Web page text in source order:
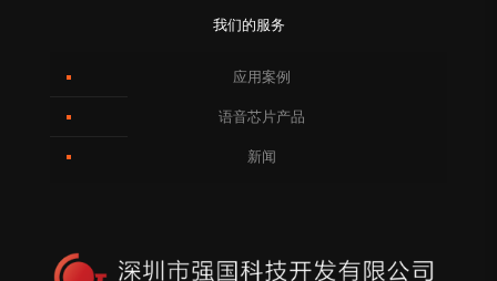
我们的服务
应用案例
语音芯片产品
新闻